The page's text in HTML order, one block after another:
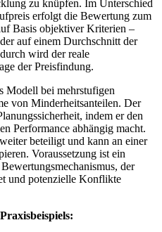
zu knüpfen. Im Unterschied
erfolgt die Bewertung zum
Basis objektiver Kriterien –
auf einem Durchschnitt der
wird der reale
der Preisfindung.
Modell bei mehrstufigen
von Minderheitsanteilen. Der
indem er den
Performance abhängig macht.
beteiligt und kann an einer
Voraussetzung ist ein
der
und potenzielle Konflikte